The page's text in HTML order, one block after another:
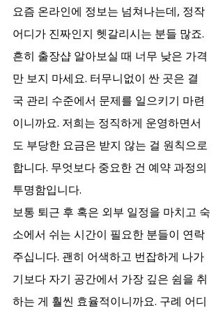
요즘 온라인에 정보는 넘쳐나는데, 정작
어디가 진짜인지 헷갈리시는 분들 많죠.
흔히 출장샵 알아보실 때 너무 낮은 가격
만 보지 마세요. 터무니없이 싼 곳은 결
국 관리 수준에서 문제를 일으키기 마련
이니까요. 저희는 정직하게 운영하면서
도 부당한 요금은 받지 않는 걸 원칙으로
합니다. 무엇보다 중요한 건 예약 과정의
투명함입니다.
보통 퇴근 후 혹은 외부 일정을 마치고 숙
소에서 쉬는 시간이 필요한 분들이 연락
주십니다. 괜히 어색하고 번잡하게 나가
기보다 자기 공간에서 가장 깊은 쉼을 취
하는 게 훨씬 효율적이니까요. 구례 어디